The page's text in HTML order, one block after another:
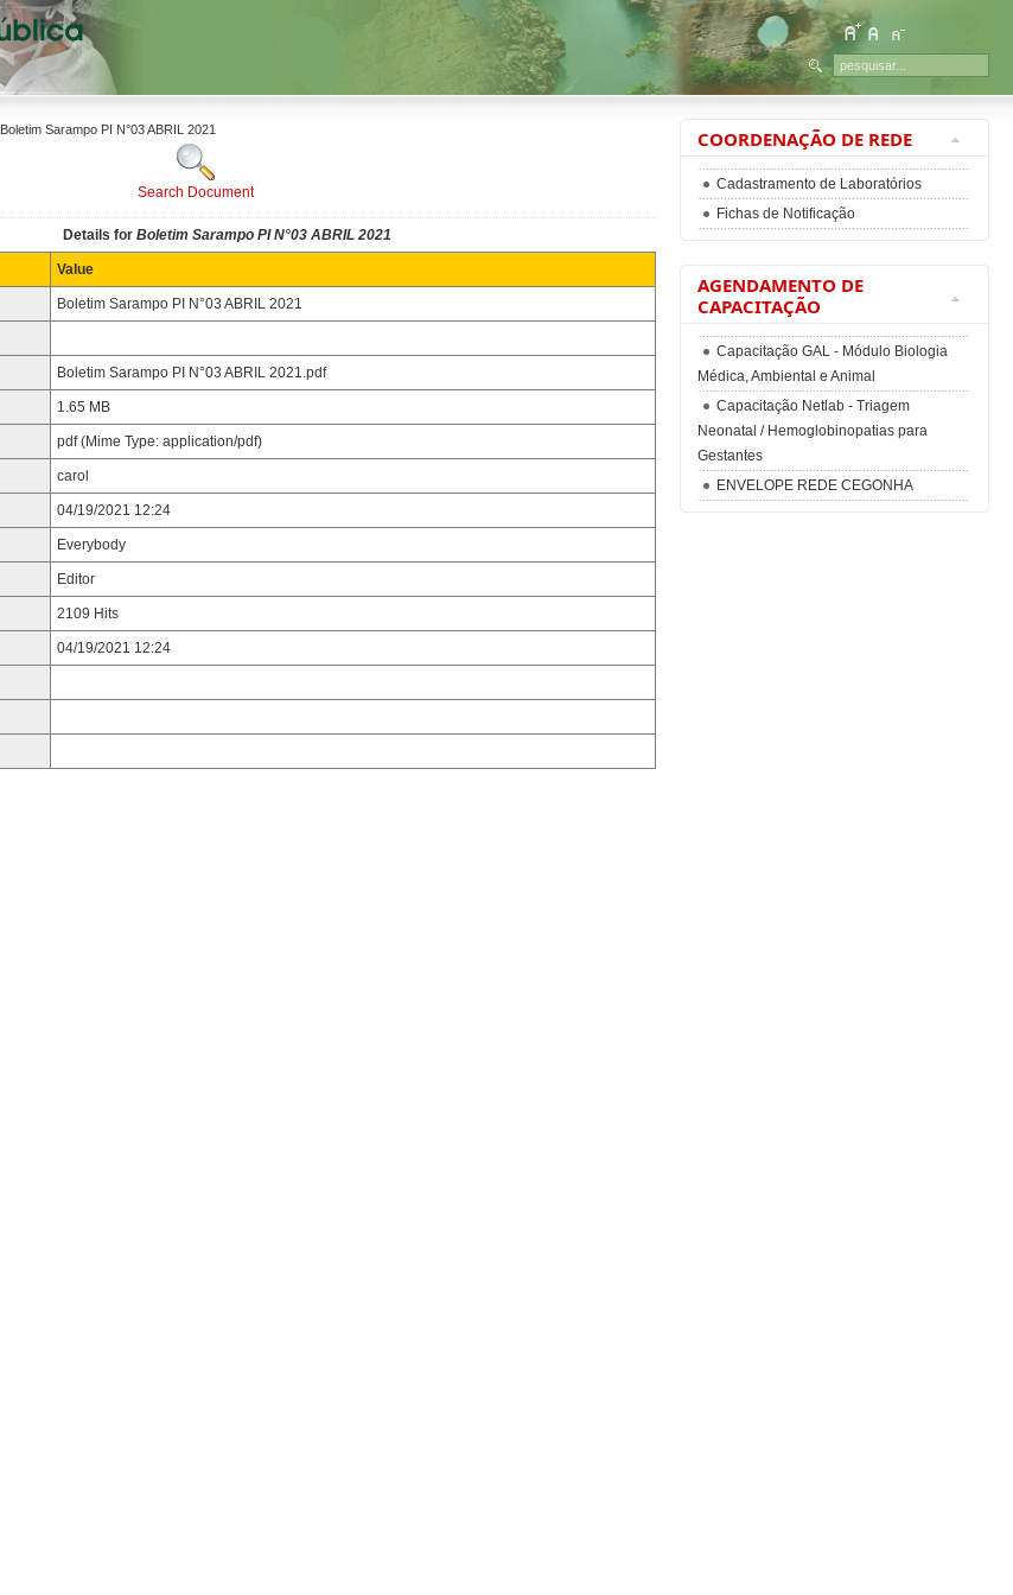
Boletim Sarampo PI N°03 ABRIL 2021
Search Document
Details for Boletim Sarampo PI N°03 ABRIL 2021
Value
Boletim Sarampo PI N°03 ABRIL 2021
Boletim Sarampo PI N°03 ABRIL 2021.pdf
1.65 MB
pdf (Mime Type: application/pdf)
carol
04/19/2021 12:24
Everybody
Editor
2109 Hits
04/19/2021 12:24
COORDENAÇÃO DE REDE
Cadastramento de Laboratórios
Fichas de Notificação
AGENDAMENTO DE
CAPACITAÇÃO
Capacitação GAL - Módulo Biologia
Médica, Ambiental e Animal
Capacitação Netlab - Triagem
Neonatal / Hemoglobinopatias para
Gestantes
ENVELOPE REDE CEGONHA